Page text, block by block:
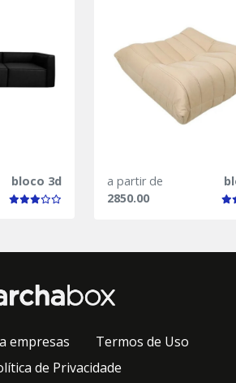
bloco 3d
a partir de
2850.00
empresas
Termos de Uso
de Privacidade